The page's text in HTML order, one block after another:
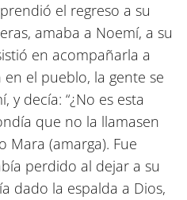
el regreso a su
amaba a Noemí, a su
en acompañarla a
el pueblo, la gente se
y decía: “¿No es esta
que no la llamasen
Mara (amarga). Fue
perdido al dejar a su
dado la espalda a Dios,